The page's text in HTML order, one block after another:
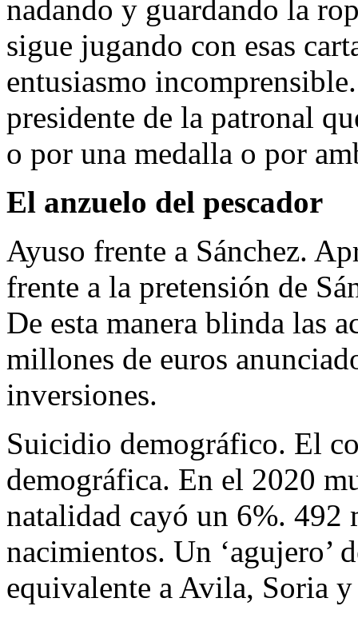
nadando y guardando la
sigue jugando con esas
entusiasmo
presidente de la patronal
o por una medalla o por
El anzuelo del pescador
Ayuso frente a Sánchez.
frente a la pretensión de
De esta manera blinda las
millones de euros
inversiones.
Suicidio demográfico. El
demográfica. En el 2020
natalidad cayó un 6%.
nacimientos. Un ‘agujero’
equivalente a Avila, Soria